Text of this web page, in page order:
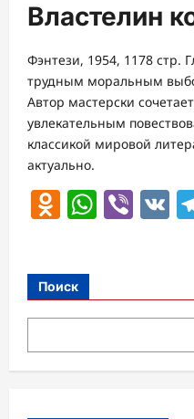
Властелин
Фэнтези, 1954, 1178 стр.
трудным моральным
Автор мастерски
увлекательным
классикой мировой
актуально.
Поиск